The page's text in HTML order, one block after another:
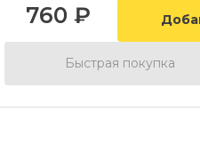
760₽
Быстрая покупка